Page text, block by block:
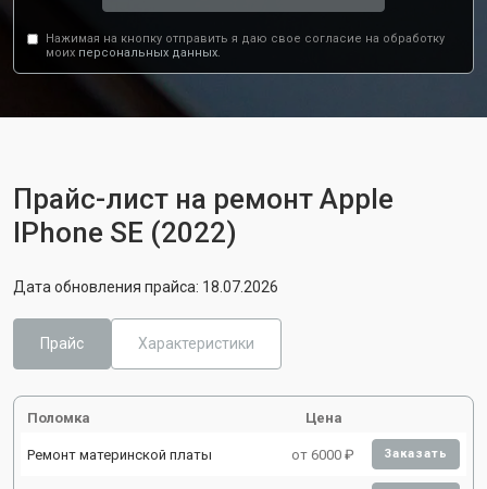
Нажимая на кнопку отправить я даю свое согласие на обработку
моих персональных данных.
Прайс-лист на ремонт Apple
IPhone SE (2022)
Дата обновления прайса: 18.07.2026
Прайс Характеристики
Поломка Цена
Ремонт материнской платы от 6000 ₽ Заказать